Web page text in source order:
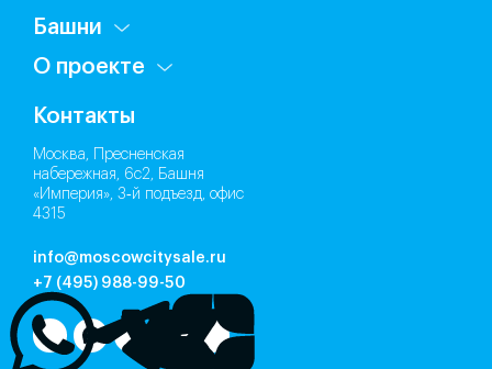
Башни
О проекте
Контакты
Москва, Пресненская
набережная, 6с2, Башня
«Империя», 3‑й подъезд, офис
4315
info@moscowcitysale.ru
+7 (495) 988-99-50